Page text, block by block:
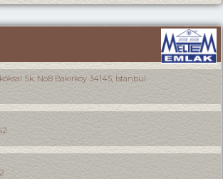
Sk. No:8 Bakırköy 34145, İstanbul